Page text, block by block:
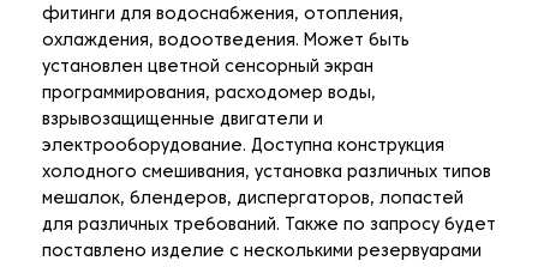
фитинги для водоснабжения, отопления,
охлаждения, водоотведения. Может быть
установлен цветной сенсорный экран
программирования, расходомер воды,
взрывозащищенные двигатели и
электрооборудование. Доступна конструкция
холодного смешивания, установка различных типов
мешалок, блендеров, диспергаторов, лопастей
для различных требований. Также по запросу будет
поставлено изделие с несколькими резервуарами